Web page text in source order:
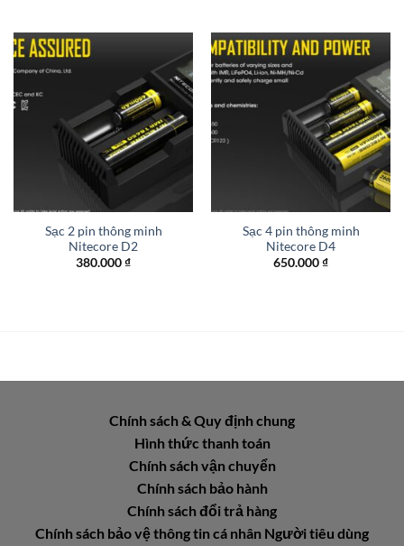
Sạc 2 pin thông minh
Nitecore D2
380.000₫
Sạc 4 pin thông minh
Nitecore D4
650.000₫
Chính sách & Quy định chung
Hình thức thanh toán
Chính sách vận chuyển
Chính sách bảo hành
Chính sách đổi trả hàng
Chính sách bảo vệ thông tin cá nhân Người tiêu dùng